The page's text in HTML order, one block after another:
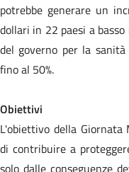
potrebbe generare un
dollari in 22 paesi a
del governo per la
fino al 50%.
Obiettivi
L'obiettivo della Giornata
di contribuire a
solo dalle conseguenze